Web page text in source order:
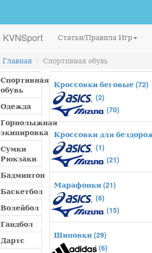
KVNSport Статьи/Правила Игр
Главная
Спортивная обувь
Спортивная
обувь
Одежда
Горнолыжная
экипировка
Сумки
Рюкзаки
Бадминтон
Баскетбол
Волейбол
Гандбол
Дартс
Кроссовки беговые (72)
(2)
(70)
Кроссовки для
(1)
(21)
Марафонки (21)
(6)
(15)
Шиповки (29)
(6)